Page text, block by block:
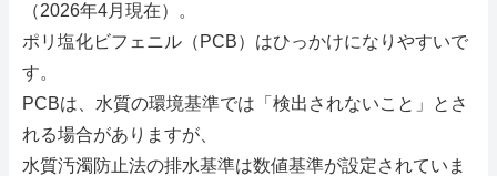
（2026年4月現在）。
ポリ塩化ビフェニル（PCB）はひっかけになりやすいで
す。
PCBは、水質の環境基準では「検出されないこと」とさ
れる場合がありますが、
水質汚濁防止法の排水基準は数値基準が設定されていま